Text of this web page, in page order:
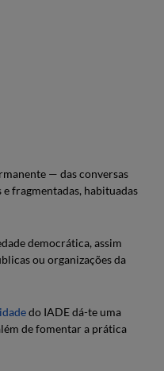
— das conversas
fragmentadas, habituadas
democrática, assim
ou organizações da
do IADE dá-te uma
de fomentar a prática